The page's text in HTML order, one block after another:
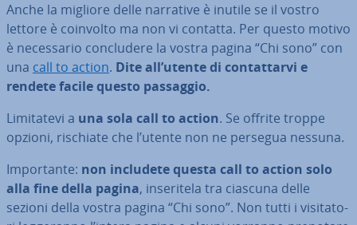
Anche la migliore delle narrative è inutile se il vostro
lettore è coinvolto ma non vi contatta. Per questo motivo
è ne­ces­sa­rio con­clu­de­re la vostra pagina “Chi sono” con
una call to action. Dite all’utente di con­tat­tar­vi e
rendete facile questo passaggio.
Li­mi­ta­te­vi a una sola call to action. Se offrite troppe
opzioni, rischiate che l’utente non ne persegua nessuna.
Im­por­tan­te: non includete questa call to action solo
alla fine della pagina, in­se­ri­te­la tra ciascuna delle
sezioni della vostra pagina “Chi sono”. Non tutti i vi­si­ta­to­